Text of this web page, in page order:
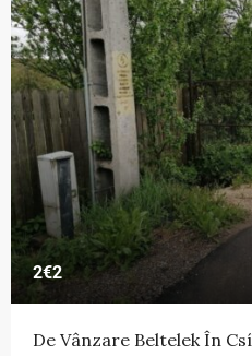
2€2
De Vânzare Beltelek În